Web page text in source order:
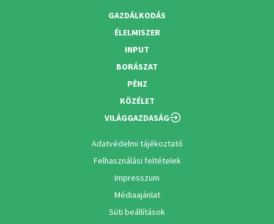
GAZDÁLKODÁS
ÉLELMISZER
INPUT
BORÁSZAT
PÉNZ
KÖZÉLET
VILÁGGAZDASÁG
Adatvédelmi tájékoztató
Felhasználási feltételek
Impresszum
Médiaajánlat
Süti beállítások